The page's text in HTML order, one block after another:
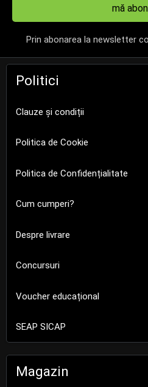
mă
Prin abonarea la newsletter
Politici
Clauze și condiții
Politica de Cookie
Politica de Confidențialitate
Cum cumperi?
Despre livrare
Concursuri
Voucher educațional
SEAP SICAP
Magazin